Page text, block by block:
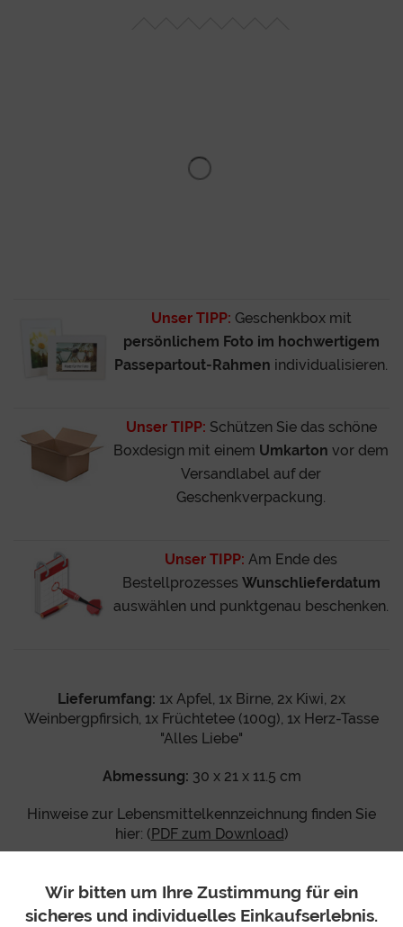
Unser TIPP: Geschenkbox mit
persönlichem Foto im hochwertigem
Passepartout-Rahmen individualisieren.
Unser TIPP: Schützen Sie das schöne
Boxdesign mit einem Umkarton vor dem
Versandlabel auf der
Geschenkverpackung.
Unser TIPP: Am Ende des
Bestellprozesses Wunschlieferdatum
auswählen und punktgenau beschenken.
Lieferumfang: 1x Apfel, 1x Birne, 2x Kiwi, 2x
Weinbergpfirsich, 1x Früchtetee (100g), 1x Herz-Tasse
"Alles Liebe"
Abmessung: 30 x 21 x 11.5 cm
Hinweise zur Lebensmittelkennzeichnung finden Sie
hier: (PDF zum Download)
Wir bitten um Ihre Zustimmung für ein
sicheres und individuelles Einkaufserlebnis.